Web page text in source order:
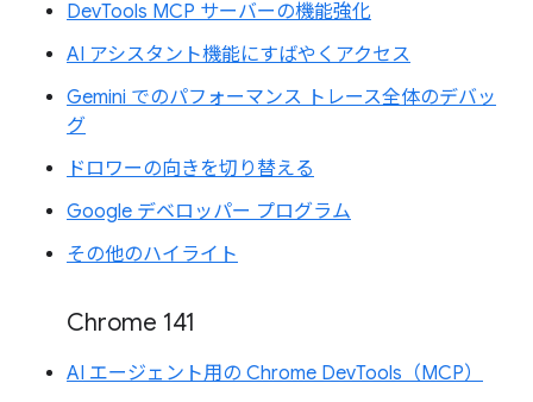
DevTools MCP サーバーの機能強化
AI アシスタント機能にすばやくアクセス
Gemini でのパフォーマンス トレース全体のデバッ
グ
ドロワーの向きを切り替える
Google デベロッパー プログラム
その他のハイライト
Chrome 141
AI エージェント用の Chrome DevTools（MCP）